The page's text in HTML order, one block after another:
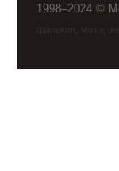
1998–2024 ©
фалькон мото